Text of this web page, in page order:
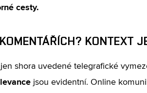
cesty.
KONTEXT
jen shora uvedené telegrafické
jsou evidentní. Online